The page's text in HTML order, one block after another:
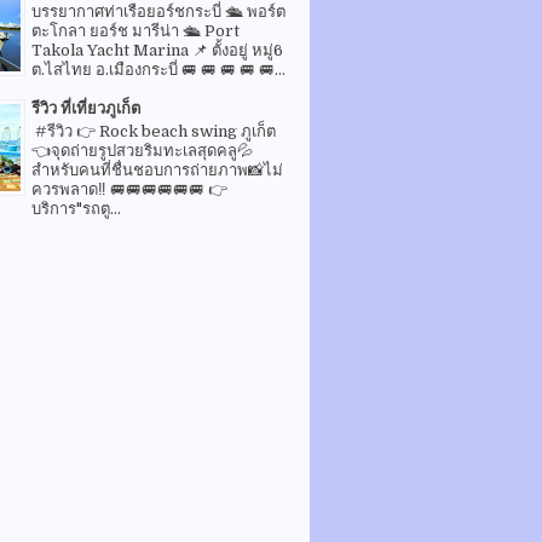
บรรยากาศท่าเรือยอร์ชกระบี่ 🛳 พอร์ต
ตะโกลา ยอร์ช มารีน่า 🛳 Port
Takola Yacht Marina 📌 ตั้งอยู่ หมู่6
ต.ไสไทย อ.เมืองกระบี่ 🚐 🚐 🚐 🚐 🚐...
รีวิว ที่เที่ยวภูเก็ต
#รีวิว 👉 Rock beach swing ภูเก็ต
👈จุดถ่ายรูปสวยริมทะเลสุดคลู💦
สำหรับคนที่ชื่นชอบการถ่ายภาพ📸ไม่
ควรพลาด‼️ 🚐🚐🚐🚐🚐🚐 👉
บริการ"รถตู...